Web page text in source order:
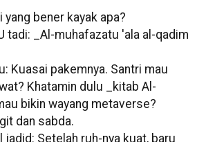
bener kayak apa?
tadi: _Al-muhafazatu 'ala al-qadim
Kuasai pakemnya. Santri mau
Khatamin dulu _kitab Al-
bikin wayang metaverse?
dan sabda.
jadid: Setelah ruh-nya kuat, baru